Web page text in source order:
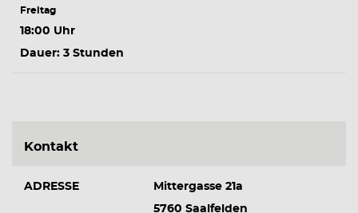
Freitag
18:00 Uhr
Dauer: 3 Stunden
Kontakt
ADRESSE
Mittergasse 21a
5760 Saalfelden